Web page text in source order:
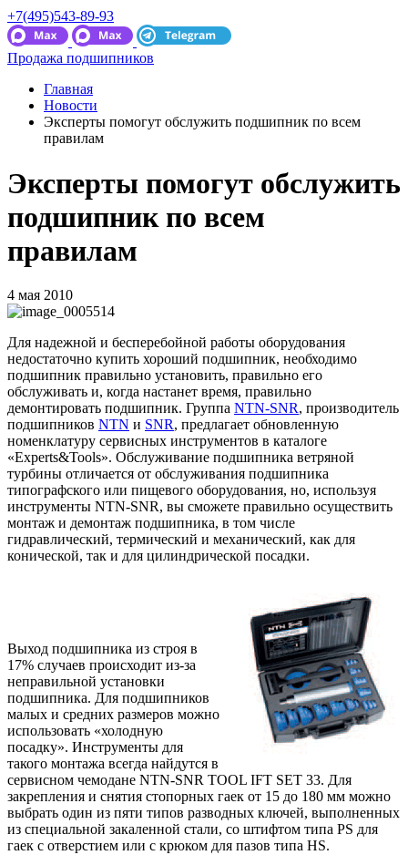
+7(495)543-89-93
Продажа подшипников
Главная
Новости
Эксперты помогут обслужить подшипник по всем
правилам
Эксперты помогут обслужить
подшипник по всем
правилам
4 мая 2010
Для надежной и бесперебойной работы оборудования
недостаточно купить хороший подшипник, необходимо
подшипник правильно установить, правильно его
обслуживать и, когда настанет время, правильно
демонтировать подшипник. Группа NTN-SNR, производитель
подшипников NTN и SNR, предлагает обновленную
номенклатуру сервисных инструментов в каталоге
«Experts&Tools». Обслуживание подшипника ветряной
турбины отличается от обслуживания подшипника
типографского или пищевого оборудования, но, используя
инструменты NTN-SNR, вы сможете правильно осуществить
монтаж и демонтаж подшипника, в том числе
гидравлический, термический и механический, как для
конической, так и для цилиндрической посадки.
Выход подшипника из строя в
17% случаев происходит из-за
неправильной установки
подшипника. Для подшипников
малых и средних размеров можно
использовать «холодную
посадку». Инструменты для
такого монтажа всегда найдутся в
сервисном чемодане NTN-SNR TOOL IFT SET 33. Для
закрепления и снятия стопорных гаек от 15 до 180 мм можно
выбрать один из пяти типов разводных ключей, выполненных
из специальной закаленной стали, со штифтом типа PS для
гаек с отверстием или с крюком для пазов типа HS.